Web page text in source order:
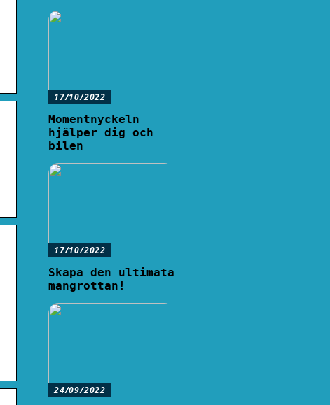
17/10/2022
Momentnyckeln
hjälper dig och
bilen
17/10/2022
Skapa den ultimata
mangrottan!
24/09/2022